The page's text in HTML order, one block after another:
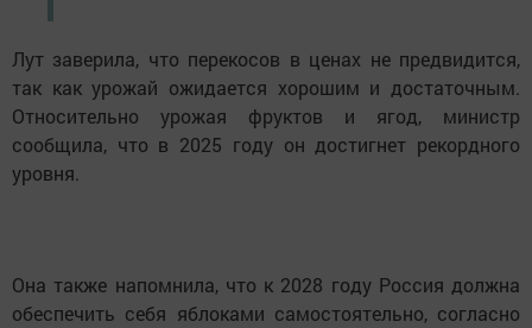
Лут заверила, что перекосов в ценах не предвидится,
так как урожай ожидается хорошим и достаточным.
Относительно урожая фруктов и ягод, министр
сообщила, что в 2025 году он достигнет рекордного
уровня.
Она также напомнила, что к 2028 году Россия должна
обеспечить себя яблоками самостоятельно, согласно